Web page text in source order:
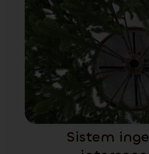
Sistem